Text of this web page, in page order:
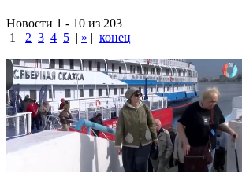
Новости 1 - 10 из 203
1
2 3 4 5 | » | конец